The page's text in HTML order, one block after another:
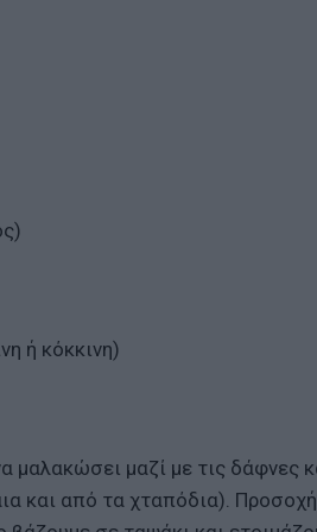
ή κόκκινη)
μαζί με τις δάφνες
και από τα χταπόδια).